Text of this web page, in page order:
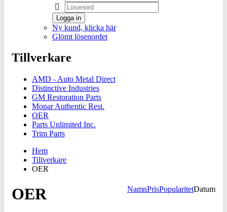
Logga in
Ny kund, klicka här
Glömt lösenordet
Tillverkare
AMD - Auto Metal Direct
Distinctive Industries
GM Restoration Parts
Mopar Authentic Rest.
OER
Parts Unlimited Inc.
Trim Parts
Hem
Tillverkare
OER
NamnPrisPopularitetDatum
OER